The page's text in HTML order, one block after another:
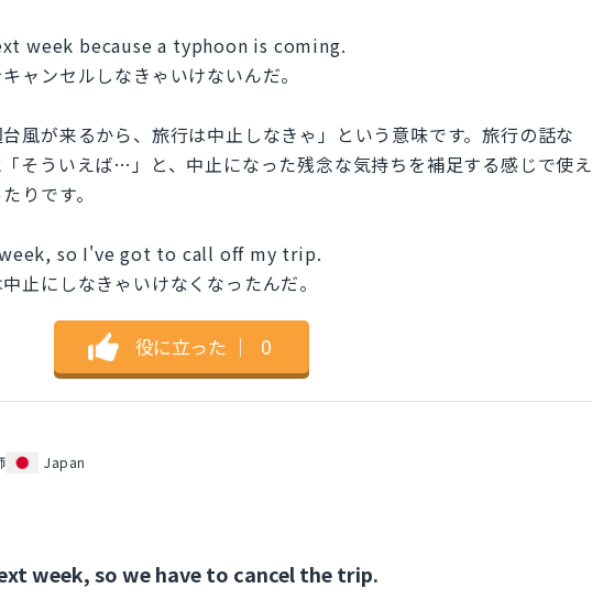
week because a typhoon is coming.
ャンセルしなきゃいけないんだ。
風が来るから、旅行は中止しなきゃ」という意味です。旅行の話な
そういえば…」と、中止になった残念な気持ちを補足する感じで使え
りです。
so I've got to call off my trip.
止にしなきゃいけなくなったんだ。
役に立った ｜ 0
Japan
week, so we have to cancel the trip.